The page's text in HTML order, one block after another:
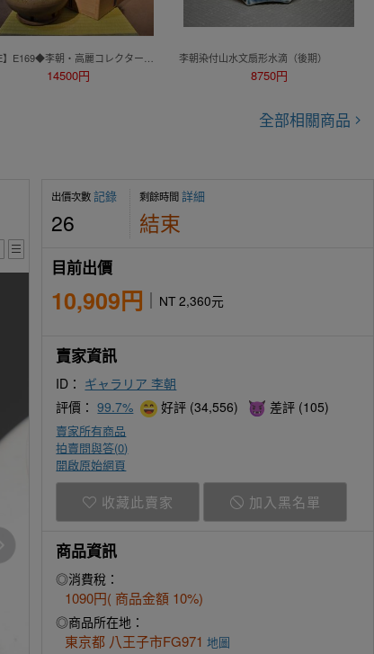
14500円
李朝染付山水文扇形水滴（後期）
8750円
全部相關商品
出價次數記錄
26
剩餘時間詳細
結束
目前出價
10,909円 NT 2,360元
賣家資訊
ID： ギャラリア 李朝
評價：99.7% 好評 (34,556) 差評 (105)
賣家所有商品
拍賣問與答(0)
開啟原始網頁
收藏此賣家 加入黑名單
商品資訊
◎消費稅：
1090円( 商品金額 10%)
◎商品所在地：
東京都 八王子市FG971 地圖